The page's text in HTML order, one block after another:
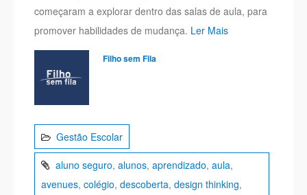
começaram a explorar dentro das salas de aula, para
promover habilidades de mudança. Ler Mais
Filho sem Fila
Gestão Escolar
aluno seguro,alunos,aprendizado,aula,
avenues,colégio,descoberta,design thinking,